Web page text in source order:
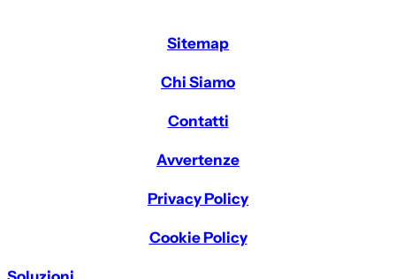
Sitemap
Chi Siamo
Contatti
Avvertenze
Privacy Policy
Cookie Policy